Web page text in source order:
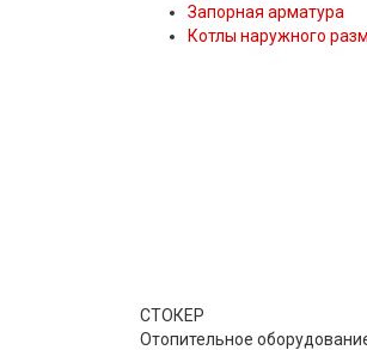
Запорная арматура
Котлы наружного
СТОКЕР
Отопительное